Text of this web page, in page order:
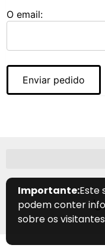
O email:
Enviar pedido
Importante:Este
podem conter
sobre os